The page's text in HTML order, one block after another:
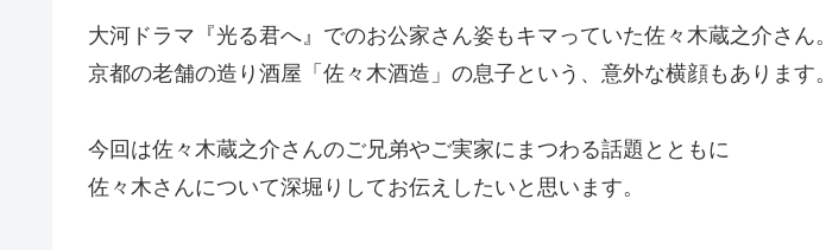
大河ドラマ『光る君へ』でのお公家さん姿もキマっていた佐々木蔵之介さん。
京都の老舗の造り酒屋「佐々木酒造」の息子という、意外な横顔もあります。
今回は佐々木蔵之介さんのご兄弟やご実家にまつわる話題とともに
佐々木さんについて深堀りしてお伝えしたいと思います。